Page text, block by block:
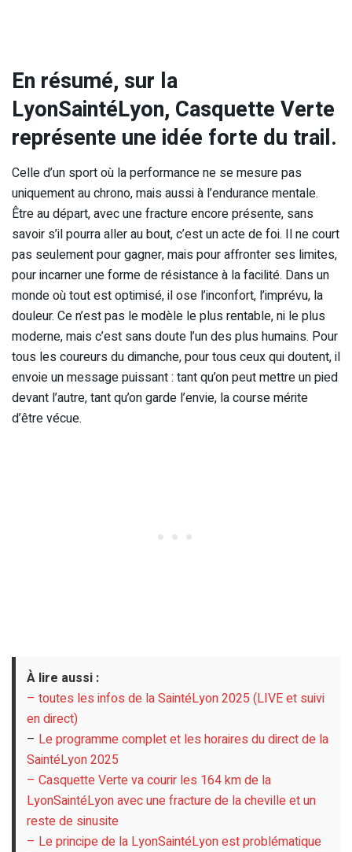
En résumé, sur la
LyonSaintéLyon, Casquette Verte
représente une idée forte du trail.
Celle d’un sport où la performance ne se mesure pas
uniquement au chrono, mais aussi à l’endurance mentale.
Être au départ, avec une fracture encore présente, sans
savoir s’il pourra aller au bout, c’est un acte de foi. Il ne court
pas seulement pour gagner, mais pour affronter ses limites,
pour incarner une forme de résistance à la facilité. Dans un
monde où tout est optimisé, il ose l’inconfort, l’imprévu, la
douleur. Ce n’est pas le modèle le plus rentable, ni le plus
moderne, mais c’est sans doute l’un des plus humains. Pour
tous les coureurs du dimanche, pour tous ceux qui doutent, il
envoie un message puissant : tant qu’on peut mettre un pied
devant l’autre, tant qu’on garde l’envie, la course mérite
d’être vécue.
À lire aussi :
– toutes les infos de la SaintéLyon 2025 (LIVE et suivi
en direct)
– Le programme complet et les horaires du direct de la
SaintéLyon 2025
– Casquette Verte va courir les 164 km de la
LyonSaintéLyon avec une fracture de la cheville et un
reste de sinusite
– Le principe de la LyonSaintéLyon est problématique